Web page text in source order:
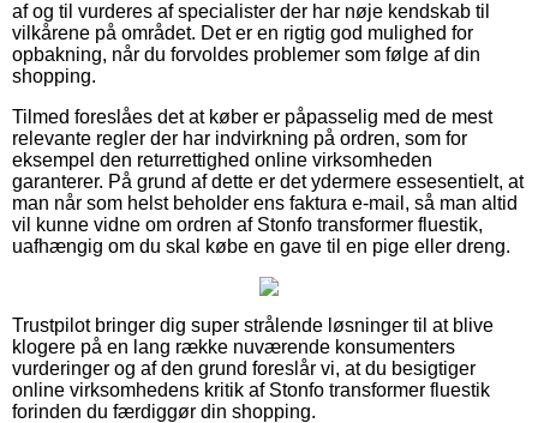
af og til vurderes af specialister der har nøje kendskab til
vilkårene på området. Det er en rigtig god mulighed for
opbakning, når du forvoldes problemer som følge af din
shopping.
Tilmed foreslåes det at køber er påpasselig med de mest
relevante regler der har indvirkning på ordren, som for
eksempel den returrettighed online virksomheden
garanterer. På grund af dette er det ydermere essesentielt, at
man når som helst beholder ens faktura e-mail, så man altid
vil kunne vidne om ordren af Stonfo transformer fluestik,
uafhængig om du skal købe en gave til en pige eller dreng.
Trustpilot bringer dig super strålende løsninger til at blive
klogere på en lang række nuværende konsumenters
vurderinger og af den grund foreslår vi, at du besigtiger
online virksomhedens kritik af Stonfo transformer fluestik
forinden du færdiggør din shopping.